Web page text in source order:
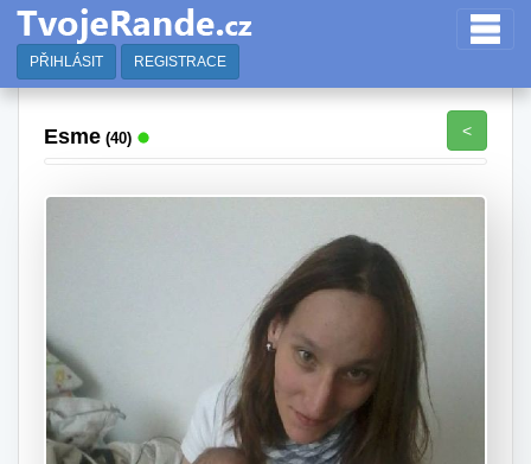
PŘIHLÁSIT REGISTRACE
Esme (40) <